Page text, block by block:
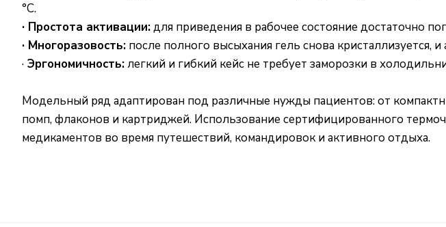
°C.
· Простота активации:для приведения в рабочее состояние достаточно
· Многоразовость: после полного высыхания гель снова кристаллизуется,
· Эргономичность: легкий и гибкий кейс не требует заморозки в
Модельный ряд адаптирован под различные нужды пациентов: от
помп, флаконов и картриджей. Использование сертифицированного
медикаментов во время путешествий, командировок и активного отдыха.